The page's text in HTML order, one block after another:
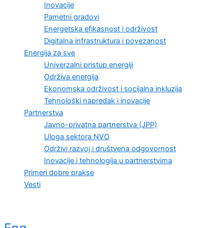
Inovacije
Pametni gradovi
Energetska efikasnost i održivost
Digitalna infrastruktura i povezanost
Energija za sve
Univerzalni pristup energiji
Održiva energija
Ekonomska održivost i socijalna inkluzija
Tehnološki napredak i inovacije
Partnerstva
Javno-privatna partnerstva (JPP)
Uloga sektora NVO
Održivi razvoj i društvena odgovornost
Inovacije i tehnologija u partnerstvima
Primeri dobre prakse
Vesti